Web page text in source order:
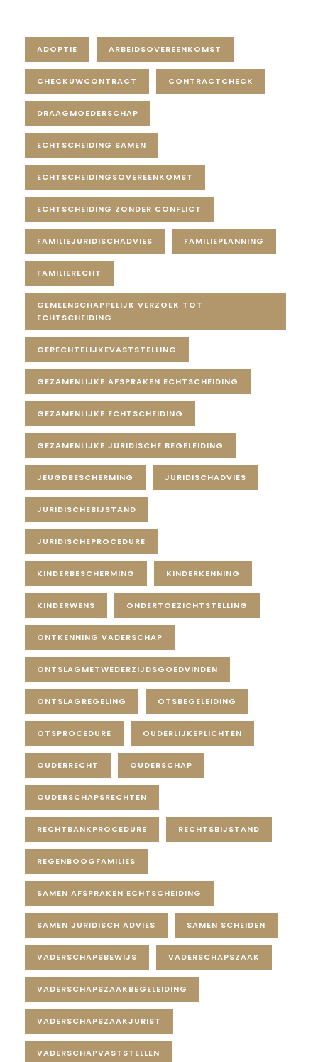
ADOPTIE ARBEIDSOVEREENKOMST
CHECKUWCONTRACT CONTRACTCHECK
DRAAGMOEDERSCHAP
ECHTSCHEIDING SAMEN
ECHTSCHEIDINGSOVEREENKOMST
ECHTSCHEIDING ZONDER CONFLICT
FAMILIEJURIDISCHADVIES FAMILIEPLANNING
FAMILIERECHT
GEMEENSCHAPPELIJK VERZOEK TOT
ECHTSCHEIDING
GERECHTELIJKEVASTSTELLING
GEZAMENLIJKE AFSPRAKEN ECHTSCHEIDING
GEZAMENLIJKE ECHTSCHEIDING
GEZAMENLIJKE JURIDISCHE BEGELEIDING
JEUGDBESCHERMING JURIDISCHADVIES
JURIDISCHEBIJSTAND
JURIDISCHEPROCEDURE
KINDERBESCHERMING KINDERKENNING
KINDERWENS ONDERTOEZICHTSTELLING
ONTKENNING VADERSCHAP
ONTSLAGMETWEDERZIJDSGOEDVINDEN
ONTSLAGREGELING OTSBEGELEIDING
OTSPROCEDURE OUDERLIJKEPLICHTEN
OUDERRECHT OUDERSCHAP
OUDERSCHAPSRECHTEN
RECHTBANKPROCEDURE RECHTSBIJSTAND
REGENBOOGFAMILIES
SAMEN AFSPRAKEN ECHTSCHEIDING
SAMEN JURIDISCH ADVIES SAMEN SCHEIDEN
VADERSCHAPSBEWIJS VADERSCHAPSZAAK
VADERSCHAPSZAAKBEGELEIDING
VADERSCHAPSZAAKJURIST
VADERSCHAPVASTSTELLEN